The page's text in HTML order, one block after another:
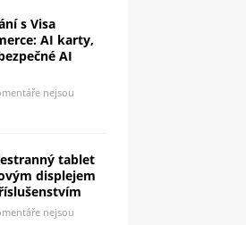
s Visa
AI karty,
AI
nejsou
tablet
displejem
nejsou